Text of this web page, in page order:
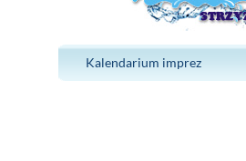
Kalendarium imprez